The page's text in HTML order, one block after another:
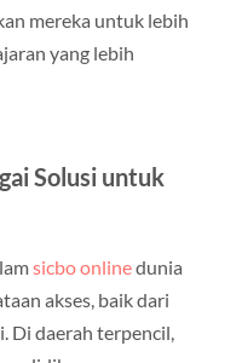
mereka untuk lebih
yang lebih
Solusi untuk
sicbo onlinedunia
akses, baik dari
Di daerah terpencil,